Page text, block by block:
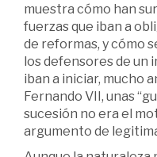
muestra cómo han
fuerzas que iban a
de reformas, y cómo
los defensores de un
iban a iniciar, mucho
Fernando VII, unas
sucesión no era el
argumento de